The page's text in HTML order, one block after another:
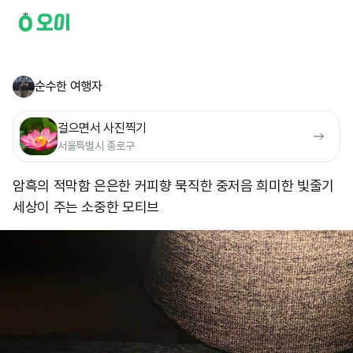
순수한 여행자
걸으면서 사진찍기
서울특별시 종로구
암흑의 적막함 은은한 커피향 묵직한 중저음 희미한 빛줄기
세상이 주는 소중한 모티브